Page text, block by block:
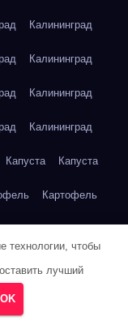
Калининград
Калининград
Калининград
Калининград
Капуста Капуста
Картофель
Кейптаун
технологии, чтобы
лучший
OK